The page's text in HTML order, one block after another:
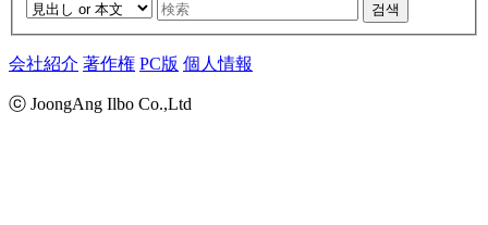
검색
会社紹介 著作権 PC版 個人情報
ⓒ JoongAng Ilbo Co.,Ltd